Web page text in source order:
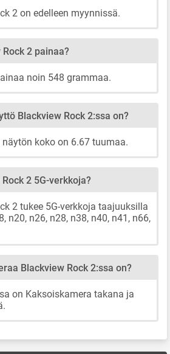
2 on edelleen myynnissä.
2 painaa?
noin 548 grammaa.
Blackview Rock 2:ssa on?
näytön koko on 6.67 tuumaa.
2 5G-verkkoja?
2 tukee 5G-verkkoja taajuuksilla
n20, n26, n28, n38, n40, n41, n66,
Blackview Rock 2:ssa on?
on Kaksoiskamera takana ja